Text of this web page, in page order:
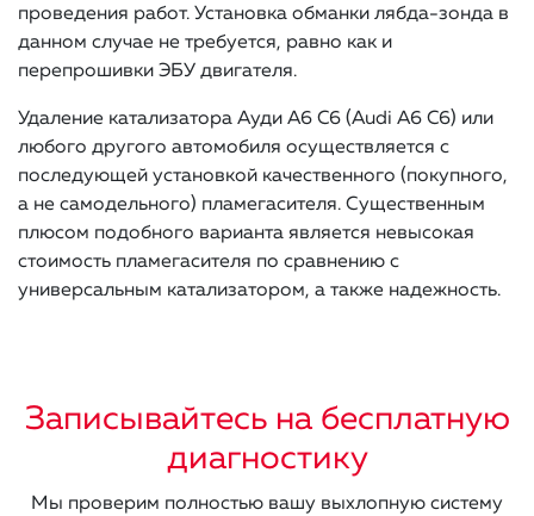
проведения работ. Установка обманки лябда-зонда в
данном случае не требуется, равно как и
перепрошивки ЭБУ двигателя.
Удаление катализатора Ауди А6 C6 (Audi A6 C6) или
любого другого автомобиля осуществляется с
последующей установкой качественного (покупного,
а не самодельного) пламегасителя. Существенным
плюсом подобного варианта является невысокая
стоимость пламегасителя по сравнению с
универсальным катализатором, а также надежность.
Записывайтесь на бесплатную
диагностику
Мы проверим полностью вашу выхлопную систему